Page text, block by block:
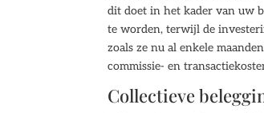
dit doet in het kader van uw
te worden, terwijl de
zoals ze nu al enkele
commissie- en
Collectieve